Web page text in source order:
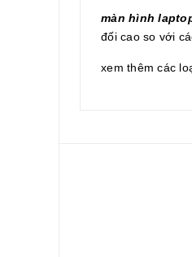
màn hình
đối cao so với
xem thêm các